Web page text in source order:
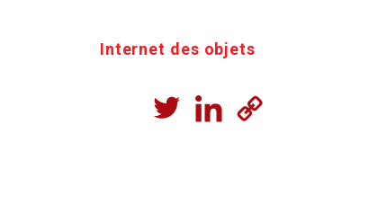
Internet des objets